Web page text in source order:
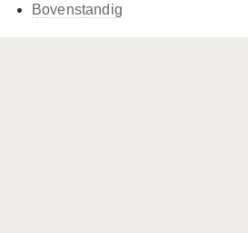
Bovenstandig